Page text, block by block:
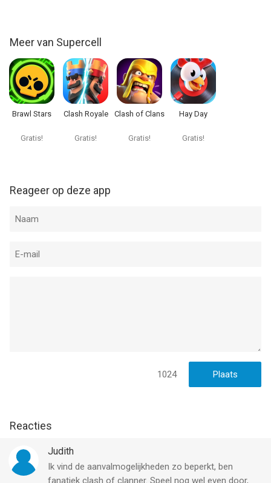
Meer van Supercell
Brawl Stars
Gratis!
Clash Royale
Gratis!
Clash of Clans
Gratis!
Hay Day
Gratis!
Reageer op deze app
1024
Reacties
Judith
Ik vind de aanvalmogelijkheden zo beperkt, ben
fanatiek clash of clanner. Speel nog wel even door,